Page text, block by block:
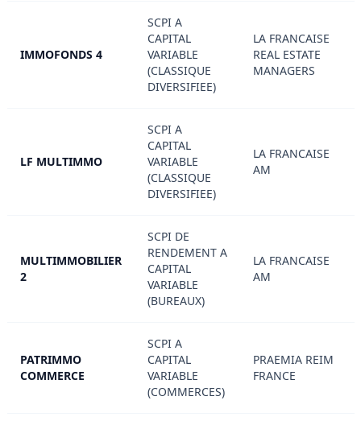
IMMOFONDS 4
SCPI A
CAPITAL
VARIABLE
(CLASSIQUE
DIVERSIFIEE)
LA FRANCAISE
REAL ESTATE
MANAGERS
LF MULTIMMO
SCPI A
CAPITAL
VARIABLE
(CLASSIQUE
DIVERSIFIEE)
LA FRANCAISE
AM
MULTIMMOBILIER
2
SCPI DE
RENDEMENT A
CAPITAL
VARIABLE
(BUREAUX)
LA FRANCAISE
AM
PATRIMMO
COMMERCE
SCPI A
CAPITAL
VARIABLE
(COMMERCES)
PRAEMIA REIM
FRANCE